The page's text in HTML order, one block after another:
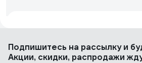
Подпишитесь на рассылкуи
Акции, скидки, распродажи